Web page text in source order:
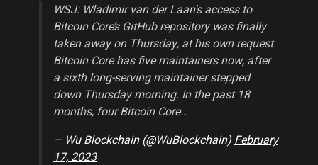
WSJ: Wladimir van der Laan's access to
Bitcoin Core’s GitHub repository was finally
taken away on Thursday, at his own request.
Bitcoin Core has five maintainers now, after
a sixth long-serving maintainer stepped
down Thursday morning. In the past 18
months, four Bitcoin Core…
— Wu Blockchain (@WuBlockchain) February
17, 2023